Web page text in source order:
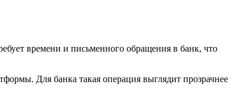
времени и письменного обращения в банк, что
Для банка такая операция выглядит прозрачнее